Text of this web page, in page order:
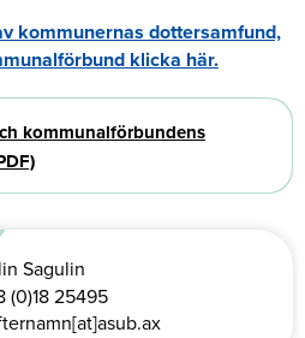
kommunernas dottersamfund,
klicka här.
kommunalförbundens
Sagulin
(0)18 25495